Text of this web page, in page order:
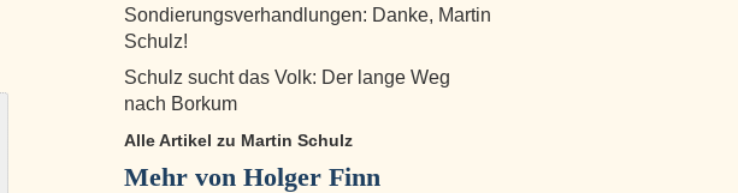
Sondierungsverhandlungen: Danke, Martin
Schulz!
Schulz sucht das Volk: Der lange Weg
nach Borkum
Alle Artikel zu Martin Schulz
Mehr von Holger Finn